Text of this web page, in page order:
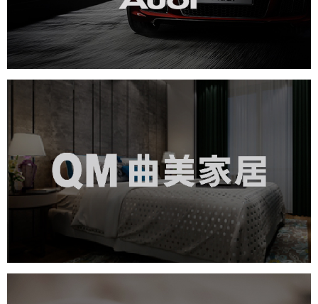
汽车行业 电商网站 定制开发
曲美家居
家具家居 品牌官网 电商网站 社区网站
微商城
网页设计
IT平台整体解决方案